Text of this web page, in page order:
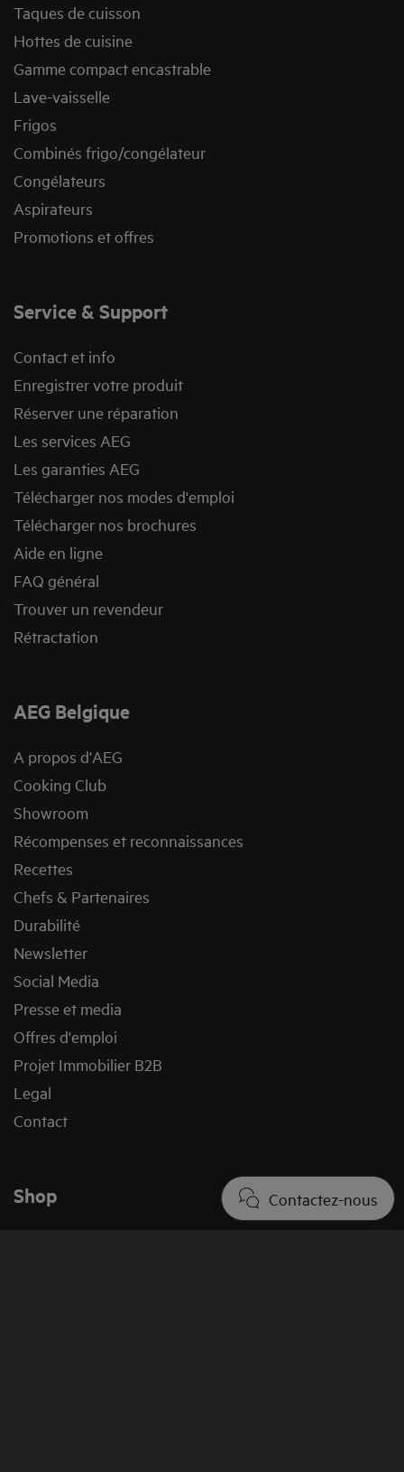
Contactez-nous
Taques de cuisson
Hottes de cuisine
Gamme compact encastrable
Lave-vaisselle
Frigos
Combinés frigo/congélateur
Congélateurs
Aspirateurs
Promotions et offres
Service & Support
Contact et info
Enregistrer votre produit
Réserver une réparation
Les services AEG
Les garanties AEG
Télécharger nos modes d'emploi
Télécharger nos brochures
Aide en ligne
FAQ général
Trouver un revendeur
Rétractation
AEG Belgique
A propos d'AEG
Cooking Club
Showroom
Récompenses et reconnaissances
Recettes
Chefs & Partenaires
Durabilité
Newsletter
Social Media
Presse et media
Offres d'emploi
Projet Immobilier B2B
Legal
Contact
Shop